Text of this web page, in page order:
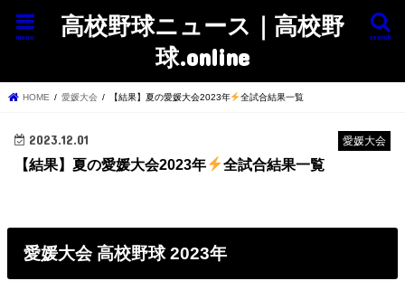
高校野球ニュース｜高校野
球.online
search
menu
HOME 愛媛大会 【結果】夏の愛媛大会2023年 全試合結果一覧
愛媛大会
2023.12.01
【結果】夏の愛媛大会2023年 全試合結果一覧
愛媛大会 高校野球 2023年